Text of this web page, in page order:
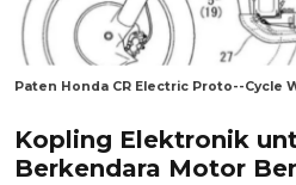
Paten Honda CR Electric Proto--Cycle
Kopling Elektronik
Berkendara Motor